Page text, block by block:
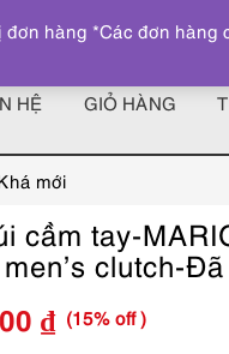
z
HỆ GIỎ HÀNG
mới
cầm tay-
clutch-
Giá
₫
Giá
(15% off )
hàng *Các đơn hàng